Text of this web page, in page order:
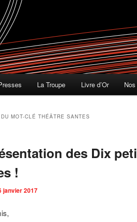
La Troupe Livre d’Or
MOT-CLÉ THÉÂTRE SANTES
des Dix
!
janvier 2017